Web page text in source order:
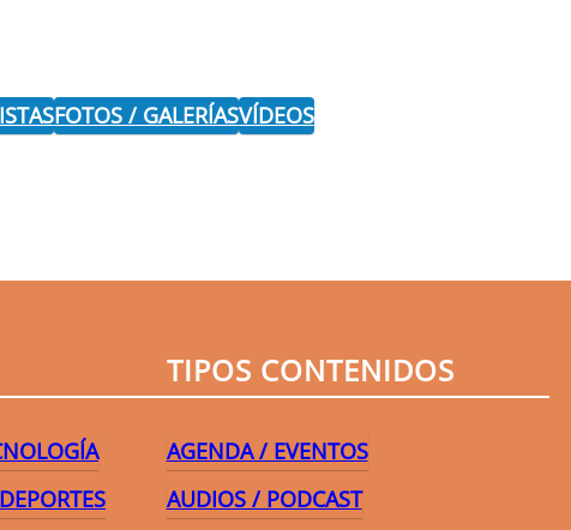
FOTOS / GALERÍASVÍDEOS
DEPORTES
TIPOS CONTENIDOS
AGENDA / EVENTOS
AUDIOS / PODCAST